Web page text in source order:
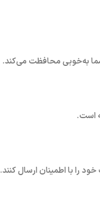
شما به‌خوبی محافظت می‌کند.
است.
را با اطمینان ارسال کنند.